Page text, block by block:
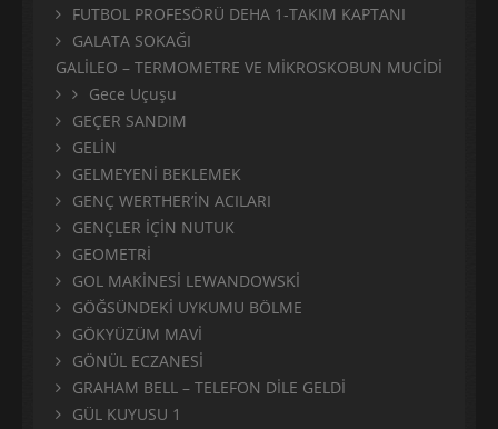
FUTBOL PROFESÖRÜ DEHA 1-TAKIM KAPTANI
GALATA SOKAĞI
GALİLEO – TERMOMETRE VE MİKROSKOBUN MUCİDİ
Gece Uçuşu
GEÇER SANDIM
GELİN
GELMEYENİ BEKLEMEK
GENÇ WERTHER’İN ACILARI
GENÇLER İÇİN NUTUK
GEOMETRİ
GOL MAKİNESİ LEWANDOWSKİ
GÖĞSÜNDEKİ UYKUMU BÖLME
GÖKYÜZÜM MAVİ
GÖNÜL ECZANESİ
GRAHAM BELL – TELEFON DİLE GELDİ
GÜL KUYUSU 1